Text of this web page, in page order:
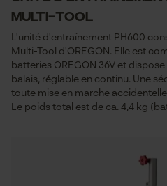
Multi-Tool
L'unité d'entraînement PH600
Multi-Tool d'OREGON. Elle est
batteries OREGON 36V et
balais, réglable en continu. Une
toute mise en marche
Le poids total est de ca. 4,4 kg